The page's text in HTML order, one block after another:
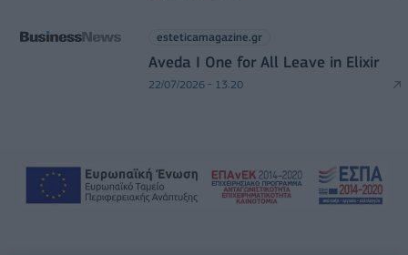
esteticamagazine.gr
Aveda I One for All Leave in Elixir
22/07/2026 - 13:20